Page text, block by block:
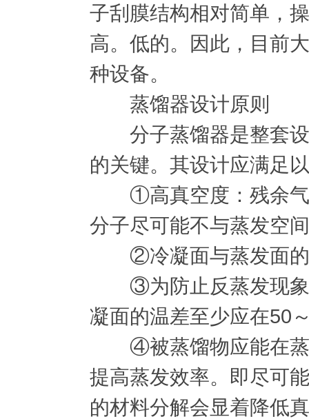
子刮膜结构相对简单，
高。低的。因此，目前
种设备。
蒸馏器设计原则
分子蒸馏器是整套设
的关键。其设计应满足
①高真空度：残余气
分子尽可能不与蒸发空
②冷凝面与蒸发面的
③为防止反蒸发现象(
凝面的温差至少应在50
④被蒸馏物应能在蒸
提高蒸发效率。即尽可
的材料分解会显着降低